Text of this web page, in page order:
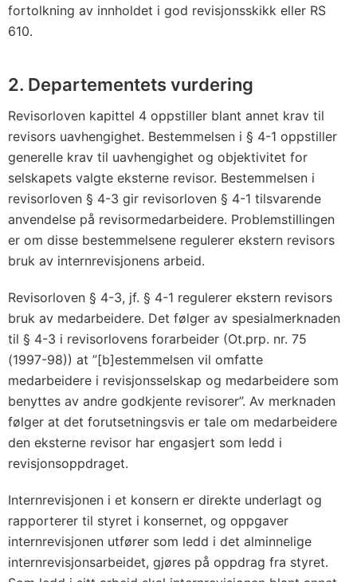
fortolkning av innholdet i god revisjonsskikk eller RS
610.
2. Departementets vurdering
Revisorloven kapittel 4 oppstiller blant annet krav til
revisors uavhengighet. Bestemmelsen i § 4-1 oppstiller
generelle krav til uavhengighet og objektivitet for
selskapets valgte eksterne revisor. Bestemmelsen i
revisorloven § 4-3 gir revisorloven § 4-1 tilsvarende
anvendelse på revisormedarbeidere. Problemstillingen
er om disse bestemmelsene regulerer ekstern revisors
bruk av internrevisjonens arbeid.
Revisorloven § 4-3, jf. § 4-1 regulerer ekstern revisors
bruk av medarbeidere. Det følger av spesialmerknaden
til § 4-3 i revisorlovens forarbeider (Ot.prp. nr. 75
(1997-98)) at ”[b]estemmelsen vil omfatte
medarbeidere i revisjonsselskap og medarbeidere som
benyttes av andre godkjente revisorer”. Av merknaden
følger at det forutsetningsvis er tale om medarbeidere
den eksterne revisor har engasjert som ledd i
revisjonsoppdraget.
Internrevisjonen i et konsern er direkte underlagt og
rapporterer til styret i konsernet, og oppgaver
internrevisjonen utfører som ledd i det alminnelige
internrevisjonsarbeidet, gjøres på oppdrag fra styret.